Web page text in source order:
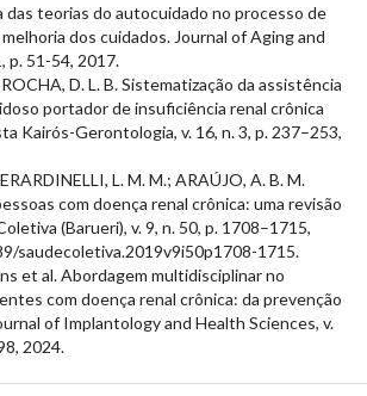
das teorias do autocuidado no processo de
dos cuidados. Journal of Aging and
p. 51-54, 2017.
D. L. B. Sistematização da assistência
portador de insuficiência renal crônica
Kairós-Gerontologia, v. 16, n. 3, p. 237–253,
L. M. M.; ARAÚJO, A. B. M.
com doença renal crônica: uma revisão
(Barueri), v. 9, n. 50, p. 1708–1715,
saudecoletiva.2019v9i50p1708-1715.
et al. Abordagem multidisciplinar no
com doença renal crônica: da prevenção
of Implantology and Health Sciences, v.
2024.